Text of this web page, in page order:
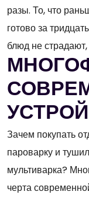
разы. То, что
готово за
блюд не
Зачем покупать
пароварку и
мультиварка?
черта